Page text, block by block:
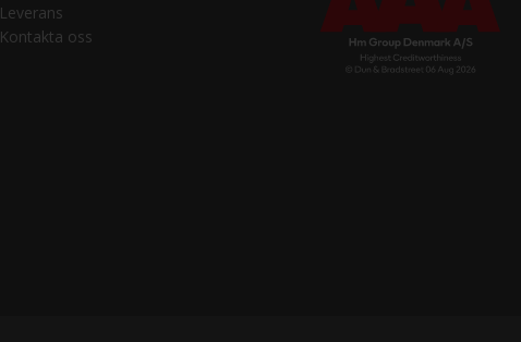
Leverans
Kontakta oss